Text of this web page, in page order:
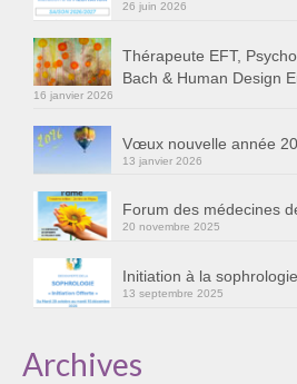
Cursus « Le chemin par la
Sophro-Méditation tous les
Initiation à la sophrologie
Témoignages B
26 juin 2026
Thérapeute EFT,
Bach & Human Design
16 janvier 2026
Vœux nouvelle année
13 janvier 2026
Forum des médecines
20 novembre 2025
Initiation à la
13 septembre 2025
Archives